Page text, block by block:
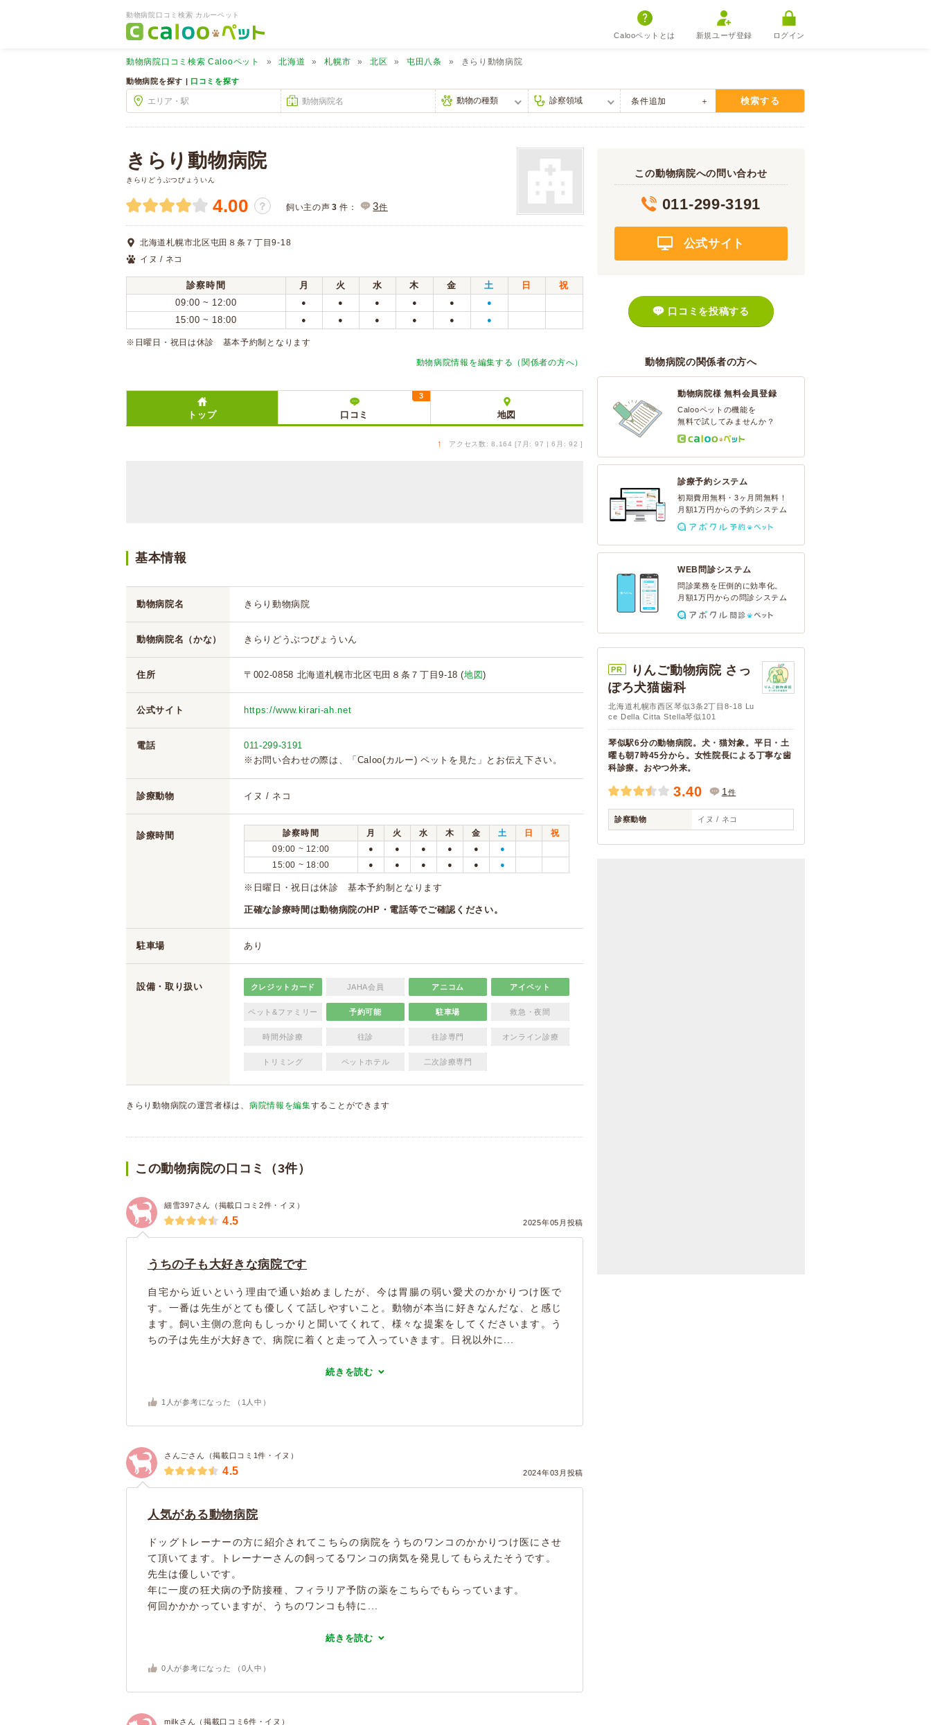
動物病院口コミ検索 カルーペット
Calooペットとは 新規ユーザ登録 ログイン
動物病院口コミ検索 Calooペット 北海道 札幌市 北区 屯田八条 きらり動物病院
動物病院を探す | 口コミを探す
条件追加 検索する
きらり動物病院
きらりどうぶつびょういん
4.00 ？ 飼い主の声 3 件： 3件
北海道札幌市北区屯田８条７丁目9-18
イヌ / ネコ
診察時間 月 火 水 木 金 土 日
祝
09:00 ~ 12:00
● ● ● ● ● ●
15:00 ~ 18:00 ● ● ● ● ● ●
※日曜日・祝日は休診 基本予約制となります
動物病院情報を編集する（関係者の方へ）
トップ 口コミ
3
地図
↑ アクセス数: 8,164 [7月: 97 | 6月: 92 ]
基本情報
動物病院名 きらり動物病院
動物病院名（かな） きらりどうぶつびょういん
住所 〒002-0858 北海道札幌市北区屯田８条７丁目9-18 (地図)
公式サイト https://www.kirari-ah.net
電話
011-299-3191
※お問い合わせの際は、「Caloo(カルー) ペットを見た」とお伝え下さい。
診療動物 イヌ / ネコ
診療時間 診察時間 月 火 水 木 金 土 日
祝
09:00 ~ 12:00
● ● ● ● ● ●
15:00 ~ 18:00 ● ● ● ● ● ●
※日曜日・祝日は休診 基本予約制となります
正確な診療時間は動物病院のHP・電話等でご確認ください。
駐車場 あり
設備・取り扱い クレジットカード JAHA会員 アニコム アイペット
ペット&ファミリー 予約可能 駐車場 救急・夜間
時間外診療 往診 往診専門 オンライン診療
トリミング ペットホテル 二次診療専門
きらり動物病院の運営者様は、 病院情報を編集することができます
この動物病院の口コミ（3件）
細雪397さん（掲載口コミ2件・イヌ）
2025年05月投稿
4.5
うちの子も大好きな病院です
自宅から近いという理由で通い始めましたが、今は胃腸の弱い愛犬のかかりつけ医で
す。一番は先生がとても優しくて話しやすいこと。動物が本当に好きなんだな、と感じ
ます。飼い主側の意向もしっかりと聞いてくれて、様々な提案をしてくださいます。う
ちの子は先生が大好きで、病院に着くと走って入っていきます。日祝以外に...
続きを読む
1 人が参考になった （ 1 人中）
さんごさん（掲載口コミ1件・イヌ）
2024年03月投稿
4.5
人気がある動物病院
ドッグトレーナーの方に紹介されてこちらの病院をうちのワンコのかかりつけ医にさせ
て頂いてます。トレーナーさんの飼ってるワンコの病気を発見してもらえたそうです。
先生は優しいです。
年に一度の狂犬病の予防接種、フィラリア予防の薬をこちらでもらっています。
何回かかかっていますが、うちのワンコも特に...
続きを読む
0 人が参考になった （ 0 人中）
milkさん（掲載口コミ6件・イヌ）
この動物病院への問い合わせ
011-299-3191
公式サイト
口コミを投稿する
動物病院の関係者の方へ
動物病院様 無料会員登録
Calooペットの機能を
無料で試してみませんか？
診療予約システム
初期費用無料・3ヶ月間無料！
月額1万円からの予約システム
WEB問診システム
問診業務を圧倒的に効率化。
月額1万円からの問診システム
PR
りんご動物病院 さっ
ぽろ犬猫歯科
北海道札幌市西区琴似3条2丁目8-18 Lu
ce Della Citta Stella琴似101
琴似駅6分の動物病院。犬・猫対象。平日・土
曜も朝7時45分から。女性院長による丁寧な歯
科診療。おやつ外来。
3.40 1 件
診察動物 イヌ / ネコ